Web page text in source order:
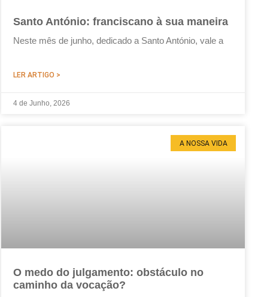
Santo António: franciscano à sua maneira
Neste mês de junho, dedicado a Santo António, vale a
LER ARTIGO >
4 de Junho, 2026
A NOSSA VIDA
O medo do julgamento: obstáculo no
caminho da vocação?